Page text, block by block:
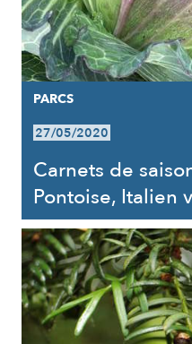
PARCS
27/05/2020
Carnets de
Pontoise, Italien